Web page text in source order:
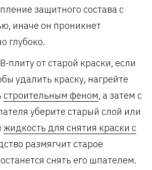
защитного состава с
иначе он проникнет
глубоко.
плиту от старой краски, если
удалить краску, нагрейте
строительным феном, а затем с
уберите старый слой или
жидкость для снятия краски с
размягчит старое
снять его шпателем.